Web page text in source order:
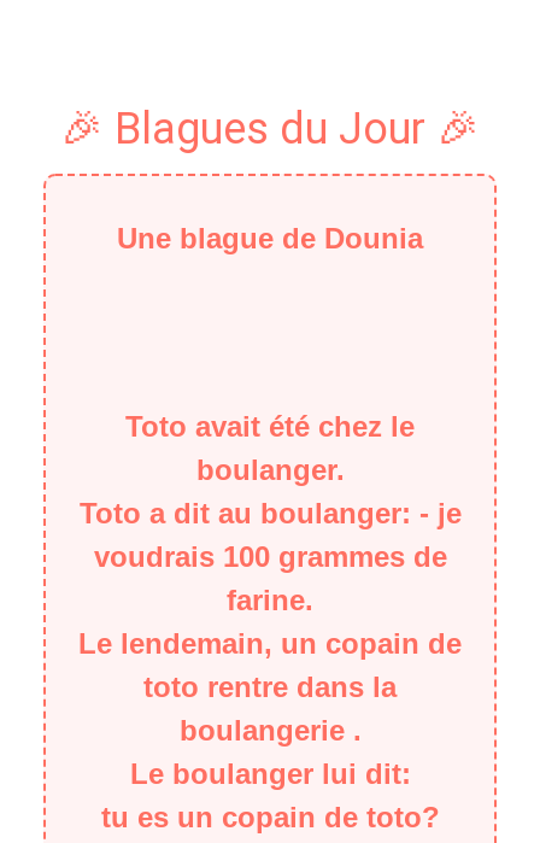
🎉 Blagues du Jour 🎉
Une blague de Dounia
Toto avait été chez le
boulanger.
Toto a dit au boulanger: - je
voudrais 100 grammes de
farine.
Le lendemain, un copain de
toto rentre dans la
boulangerie .
Le boulanger lui dit:
tu es un copain de toto?